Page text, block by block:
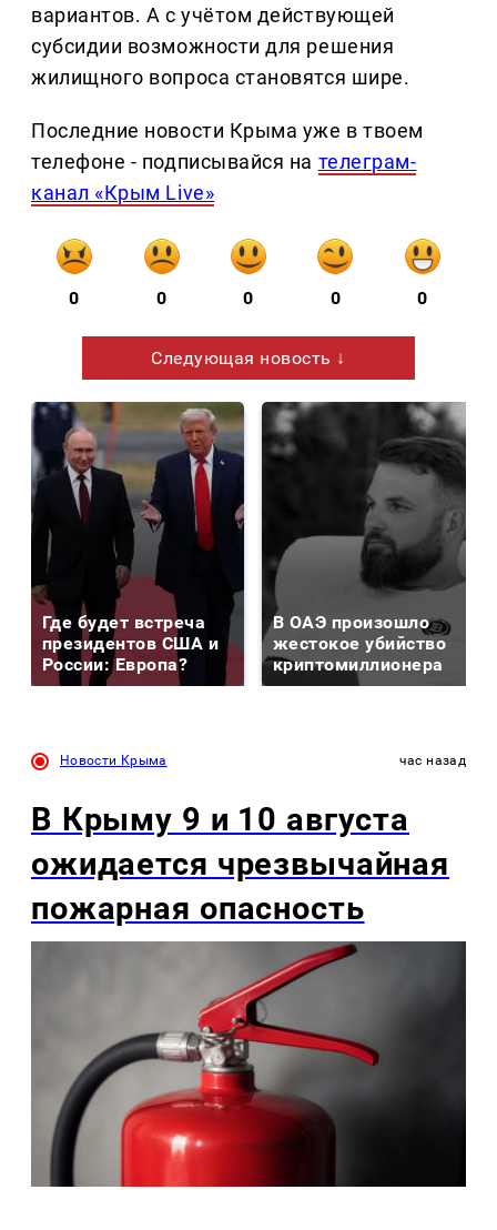
вариантов. А с учётом действующей
субсидии возможности для решения
жилищного вопроса становятся шире.
Последние новости Крыма уже в твоем
телефоне - подписывайся на телеграм-
канал «Крым Live»
0 0 0 0 0
Следующая новость ↓
Где будет встреча
президентов США и
России: Европа?
В ОАЭ произошло
жестокое убийство
криптомиллионера
Новости Крыма час назад
В Крыму 9 и 10 августа
ожидается чрезвычайная
пожарная опасность